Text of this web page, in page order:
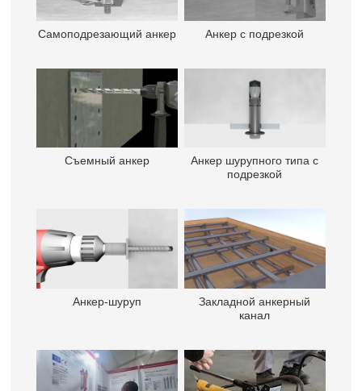
Самоподрезающий анкер Анкер с подрезкой
Съемный анкер
Анкер шурупного типа с
подрезкой
Анкер-шуруп
Закладной анкерный
канал